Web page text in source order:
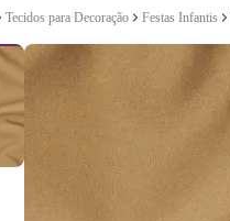
Tecidos para Decoração Festas Infantis